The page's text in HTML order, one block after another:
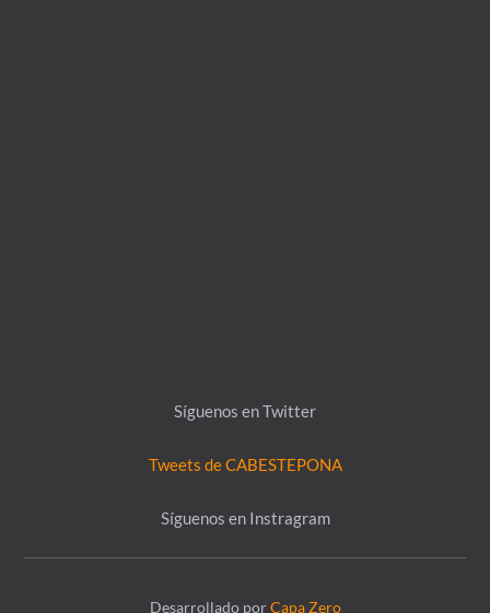
Síguenos en Twitter
Tweets de CABESTEPONA
Síguenos en Instragram
Desarrollado porCapa Zero